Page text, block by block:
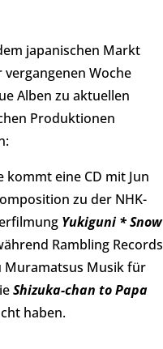
japanischen Markt
vergangenen Woche
Alben zu aktuellen
Produktionen
kommt eine CD mit Jun
zu der NHK-
Yukiguni * Snow
Rambling Records
Muramatsus Musik für
Shizuka-chan to Papa
haben.